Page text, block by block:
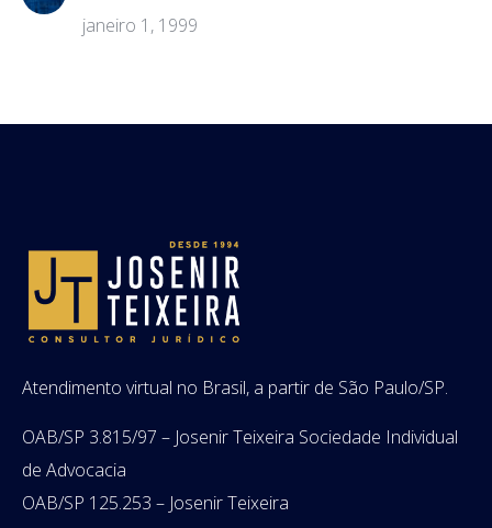
janeiro 1, 1999
Atendimento virtual no Brasil, a partir de São Paulo/SP.
OAB/SP 3.815/97 – Josenir Teixeira Sociedade Individual
de Advocacia
OAB/SP 125.253 – Josenir Teixeira